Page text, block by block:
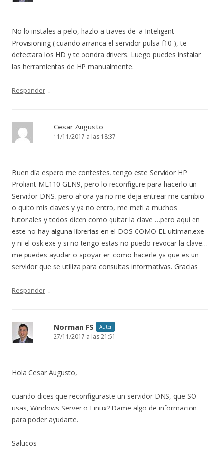
No lo instales a pelo, hazlo a traves de la Inteligent
Provisioning ( cuando arranca el servidor pulsa f10 ), te
detectara los HD y te pondra drivers. Luego puedes instalar
las herramientas de HP manualmente.
Responder ↓
Cesar Augusto
11/11/2017 a las 18:37
Buen día espero me contestes, tengo este Servidor HP
Proliant ML110 GEN9, pero lo reconfigure para hacerlo un
Servidor DNS, pero ahora ya no me deja entrear me cambio
o quito mis claves y ya no entro, me meti a muchos
tutoriales y todos dicen como quitar la clave …pero aquí en
este no hay alguna librerías en el DOS COMO EL ultiman.exe
y ni el osk.exe y si no tengo estas no puedo revocar la clave…
me puedes ayudar o apoyar en como hacerle ya que es un
servidor que se utiliza para consultas informativas. Gracias
Responder ↓
Norman FS Autor
27/11/2017 a las 21:51
Hola Cesar Augusto,
cuando dices que reconfiguraste un servidor DNS, que SO
usas, Windows Server o Linux? Dame algo de informacion
para poder ayudarte.
Saludos